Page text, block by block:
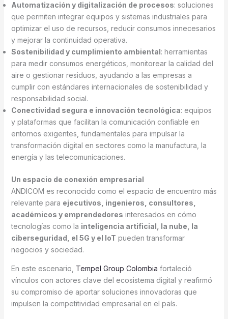
Automatización y digitalización de procesos: soluciones
que permiten integrar equipos y sistemas industriales para
optimizar el uso de recursos, reducir consumos innecesarios
y mejorar la continuidad operativa.
Sostenibilidad y cumplimiento ambiental: herramientas
para medir consumos energéticos, monitorear la calidad del
aire o gestionar residuos, ayudando a las empresas a
cumplir con estándares internacionales de sostenibilidad y
responsabilidad social.
Conectividad segura e innovación tecnológica: equipos
y plataformas que facilitan la comunicación confiable en
entornos exigentes, fundamentales para impulsar la
transformación digital en sectores como la manufactura, la
energía y las telecomunicaciones.
Un espacio de conexión empresarial
ANDICOM es reconocido como el espacio de encuentro más
relevante para ejecutivos, ingenieros, consultores,
académicos y emprendedores interesados en cómo
tecnologías como la inteligencia artificial, la nube, la
ciberseguridad, el 5G y el IoT pueden transformar
negocios y sociedad.
En este escenario, Tempel Group Colombia fortaleció
vínculos con actores clave del ecosistema digital y reafirmó
su compromiso de aportar soluciones innovadoras que
impulsen la competitividad empresarial en el país.